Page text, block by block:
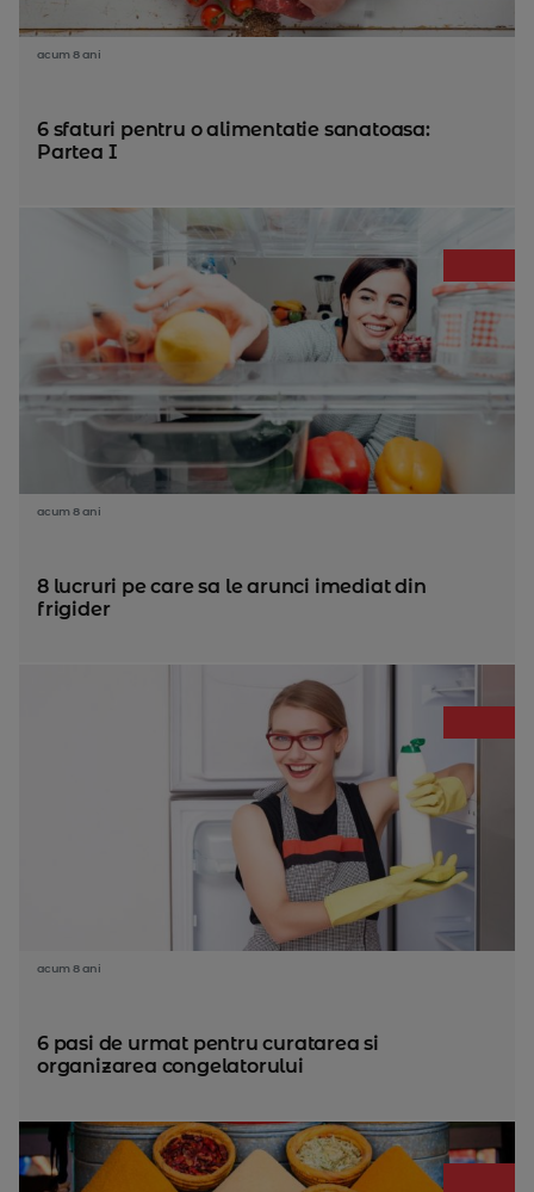
acum 8 ani
6 sfaturi pentru o alimentatie sanatoasa:
Partea I
acum 8 ani
8 lucruri pe care sa le arunci imediat din
frigider
acum 8 ani
6 pasi de urmat pentru curatarea si
organizarea congelatorului